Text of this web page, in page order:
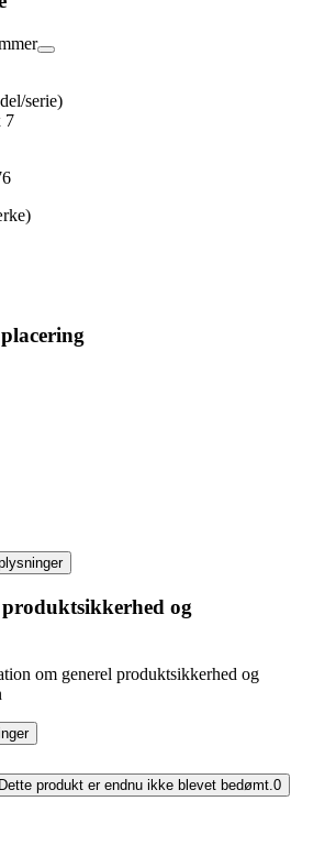
serie)
7
og
om generel produktsikkerhed og
Dette produkt er endnu ikke blevet bedømt.0